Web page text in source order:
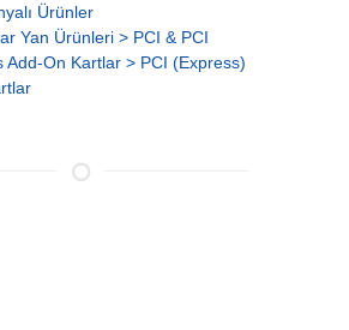
Ürünler
Yan Ürünleri > PCI & PCI
Add-On Kartlar > PCI (Express)